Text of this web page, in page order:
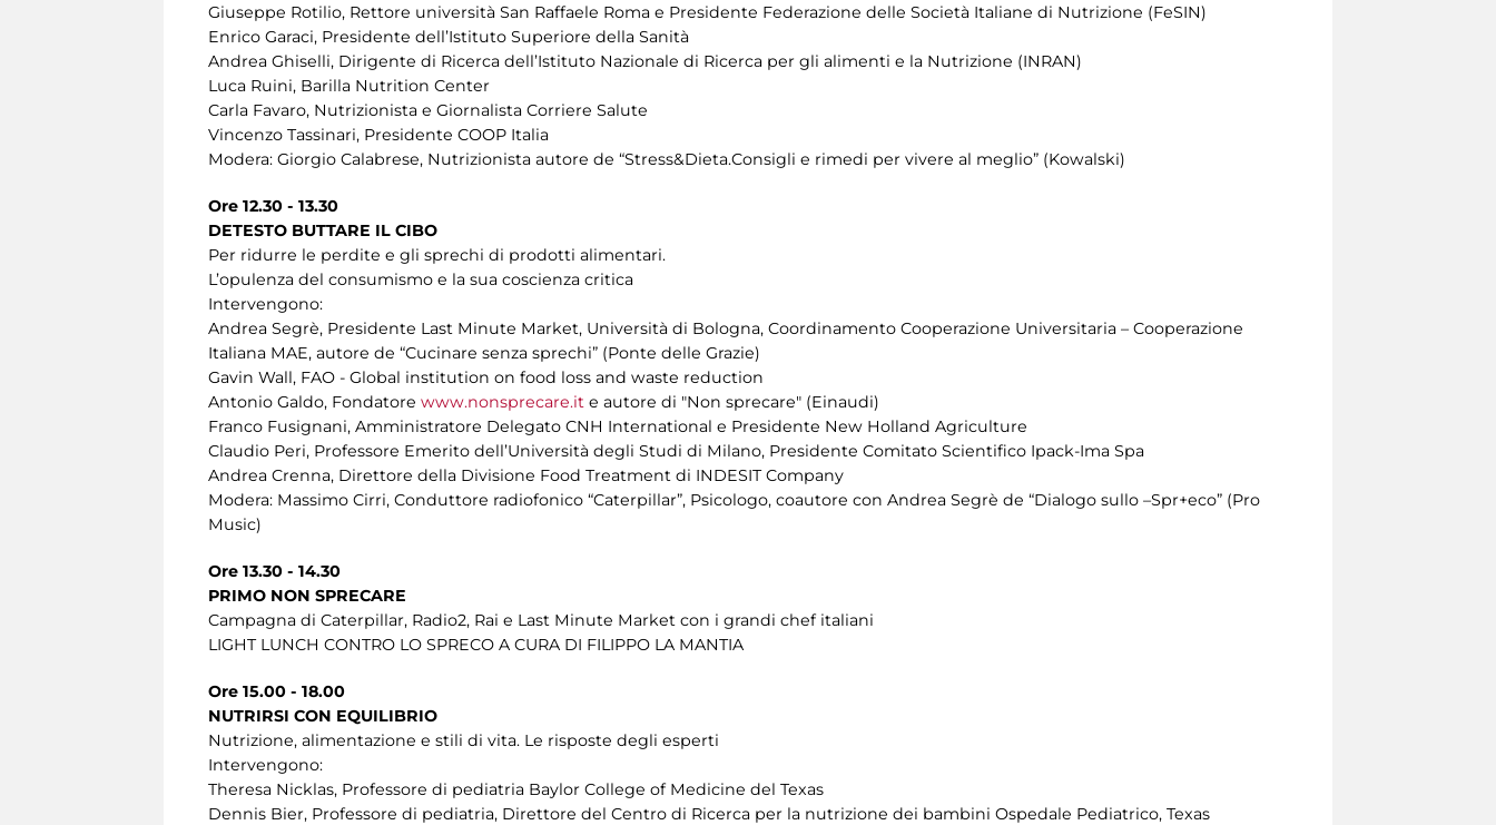
Giuseppe Rotilio, Rettore università San Raffaele Roma e Presidente Federazione delle Società Italiane di Nutrizione (FeSIN)
Enrico Garaci, Presidente dell’Istituto Superiore della Sanità
Andrea Ghiselli, Dirigente di Ricerca dell’Istituto Nazionale di Ricerca per gli alimenti e la Nutrizione (INRAN)
Luca Ruini, Barilla Nutrition Center
Carla Favaro, Nutrizionista e Giornalista Corriere Salute
Vincenzo Tassinari, Presidente COOP Italia
Modera: Giorgio Calabrese, Nutrizionista autore de “Stress&Dieta.Consigli e rimedi per vivere al meglio” (Kowalski)
Ore 12.30 - 13.30
DETESTO BUTTARE IL CIBO
Per ridurre le perdite e gli sprechi di prodotti alimentari.
L’opulenza del consumismo e la sua coscienza critica
Intervengono:
Andrea Segrè, Presidente Last Minute Market, Università di Bologna, Coordinamento Cooperazione Universitaria – Cooperazione
Italiana MAE, autore de “Cucinare senza sprechi” (Ponte delle Grazie)
Gavin Wall, FAO - Global institution on food loss and waste reduction
Antonio Galdo, Fondatore www.nonsprecare.it e autore di "Non sprecare" (Einaudi)
Franco Fusignani, Amministratore Delegato CNH International e Presidente New Holland Agriculture
Claudio Peri, Professore Emerito dell’Università degli Studi di Milano, Presidente Comitato Scientifico Ipack-Ima Spa
Andrea Crenna, Direttore della Divisione Food Treatment di INDESIT Company
Modera: Massimo Cirri, Conduttore radiofonico “Caterpillar”, Psicologo, coautore con Andrea Segrè de “Dialogo sullo –Spr+eco” (Pro
Music)
Ore 13.30 - 14.30
PRIMO NON SPRECARE
Campagna di Caterpillar, Radio2, Rai e Last Minute Market con i grandi chef italiani
LIGHT LUNCH CONTRO LO SPRECO A CURA DI FILIPPO LA MANTIA
Ore 15.00 - 18.00
NUTRIRSI CON EQUILIBRIO
Nutrizione, alimentazione e stili di vita. Le risposte degli esperti
Intervengono:
Theresa Nicklas, Professore di pediatria Baylor College of Medicine del Texas
Dennis Bier, Professore di pediatria, Direttore del Centro di Ricerca per la nutrizione dei bambini Ospedale Pediatrico, Texas